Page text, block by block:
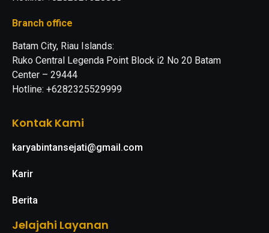
Branch office
Batam City, Riau Islands:
Ruko Central Legenda Point Block i2 No 20 Batam
Center – 29444
Hotline: +6282325529999
Kontak Kami
karyabintansejati@gmail.com
Karir
Berita
Jelajahi Layanan